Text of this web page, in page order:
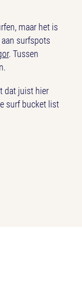
maar het is
surfspots
. Tussen
dat juist hier
surf bucket list